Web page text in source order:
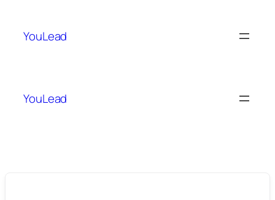
YouLead
YouLead